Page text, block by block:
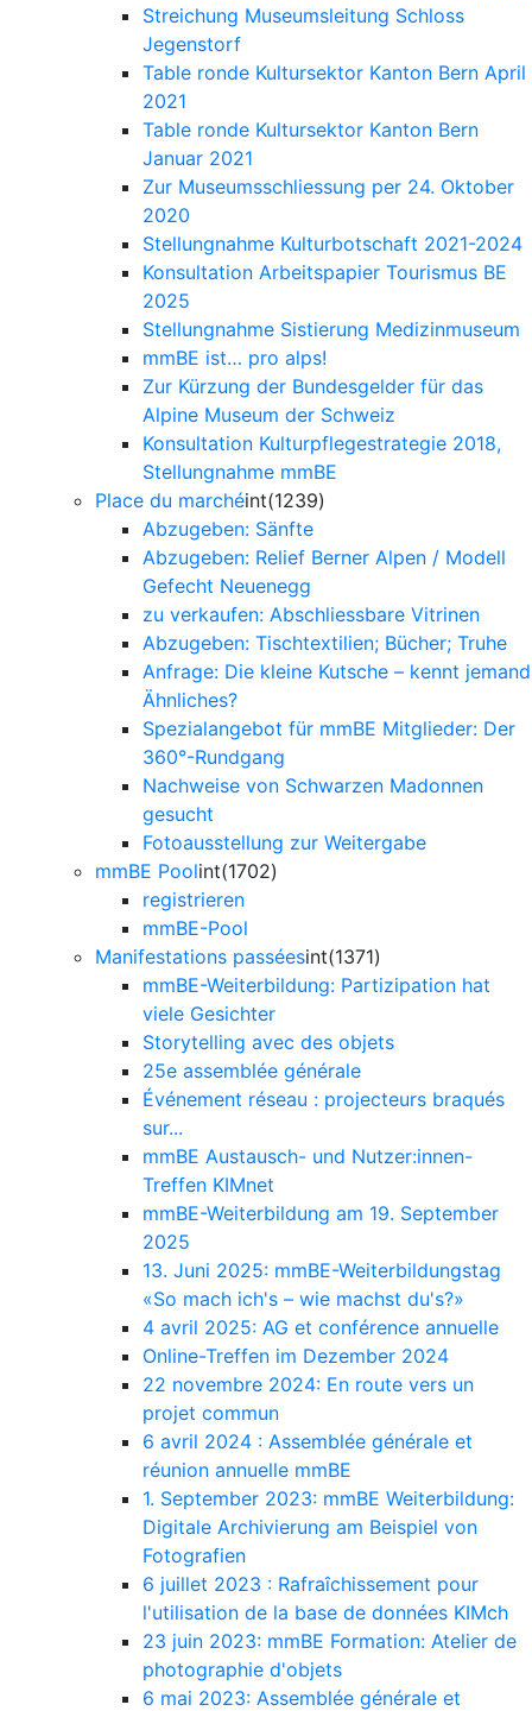
Streichung Museumsleitung Schloss
Jegenstorf
Table ronde Kultursektor Kanton Bern April
2021
Table ronde Kultursektor Kanton Bern
Januar 2021
Zur Museumsschliessung per 24. Oktober
2020
Stellungnahme Kulturbotschaft 2021-2024
Konsultation Arbeitspapier Tourismus BE
2025
Stellungnahme Sistierung Medizinmuseum
mmBE ist… pro alps!
Zur Kürzung der Bundesgelder für das
Alpine Museum der Schweiz
Konsultation Kulturpflegestrategie 2018,
Stellungnahme mmBE
Place du marchéint(1239)
Abzugeben: Sänfte
Abzugeben: Relief Berner Alpen / Modell
Gefecht Neuenegg
zu verkaufen: Abschliessbare Vitrinen
Abzugeben: Tischtextilien; Bücher; Truhe
Anfrage: Die kleine Kutsche – kennt jemand
Ähnliches?
Spezialangebot für mmBE Mitglieder: Der
360°-Rundgang
Nachweise von Schwarzen Madonnen
gesucht
Fotoausstellung zur Weitergabe
mmBE Poolint(1702)
registrieren
mmBE-Pool
Manifestations passéesint(1371)
mmBE-Weiterbildung: Partizipation hat
viele Gesichter
Storytelling avec des objets
25e assemblée générale
Événement réseau : projecteurs braqués
sur...
mmBE Austausch- und Nutzer:innen-
Treffen KIMnet
mmBE-Weiterbildung am 19. September
2025
13. Juni 2025: mmBE-Weiterbildungstag
«So mach ich's – wie machst du's?»
4 avril 2025: AG et conférence annuelle
Online-Treffen im Dezember 2024
22 novembre 2024: En route vers un
projet commun
6 avril 2024 : Assemblée générale et
réunion annuelle mmBE
1. September 2023: mmBE Weiterbildung:
Digitale Archivierung am Beispiel von
Fotografien
6 juillet 2023 : Rafraîchissement pour
l'utilisation de la base de données KIMch
23 juin 2023: mmBE Formation: Atelier de
photographie d'objets
6 mai 2023: Assemblée générale et